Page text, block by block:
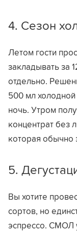
4. Сезон
Летом гости
закладывать за
отдельно.
500 мл холодной
ночь. Утром
концентрат без
которая обычно
5.
Вы хотите
сортов, но
эспрессо. СМОЛ